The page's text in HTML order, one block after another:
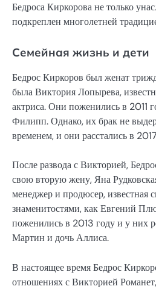
Бедроса Киркорова не только
подкреплен многолетней
Семейная жизнь и дети
Бедрос Киркоров был женат
была Виктория Лопырева,
актриса. Они поженились в 2011
Филипп. Однако, их брак не
временем, и они расстались в
После развода с Викторией,
свою вторую жену, Яна
менеджер и продюсер, известная
знаменитостями, как Евгений
поженились в 2013 году и у них
Мартин и дочь Аллиса.
В настоящее время Бедрос
отношениях с Викторией